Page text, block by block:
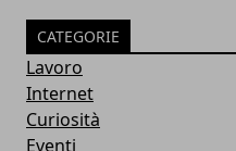
CATEGORIE
Lavoro
Internet
Curiosità
Eventi